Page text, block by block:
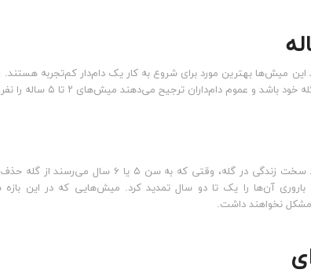
میش‌ها بهترین مورد برای شروع به کار یک دام‌دار کم‌تجربه هستند.
و عموم دام‌داران ترجیح می‌دهند میش‌های ۲ تا ۵ ساله را نفروشند.
به طور معمول این میش‌ها به دلیل شرایط سخت زندگی در
آن‌ها را یک تا دو سال تمدید کرد. میش‌هایی که در این
مشکل نخواهند داشت.